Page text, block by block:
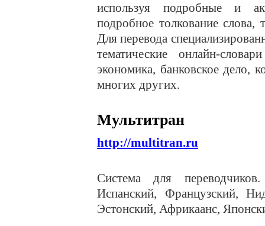
используя подробные и
подробное толкование
Для перевода
тематические онлайн-
экономика, банковское дело,
многих других.
Мультитран
http://multitran.ru
Система для
Испанский, Французский,
Эстонский, Африкаанс,